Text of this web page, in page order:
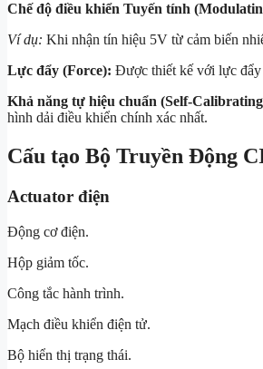
Chế độ điều khiển Tuyến tính
Ví dụ: Khi nhận tín hiệu 5V từ cảm biến
Lực đẩy (Force): Được thiết kế với lực đẩy
Khả năng tự hiệu chuẩn (Self-
hình dải điều khiển chính xác nhất.
Cấu tạo Bộ Truyền Động
Actuator điện
Động cơ điện.
Hộp giảm tốc.
Công tắc hành trình.
Mạch điều khiển điện tử.
Bộ hiển thị trạng thái.